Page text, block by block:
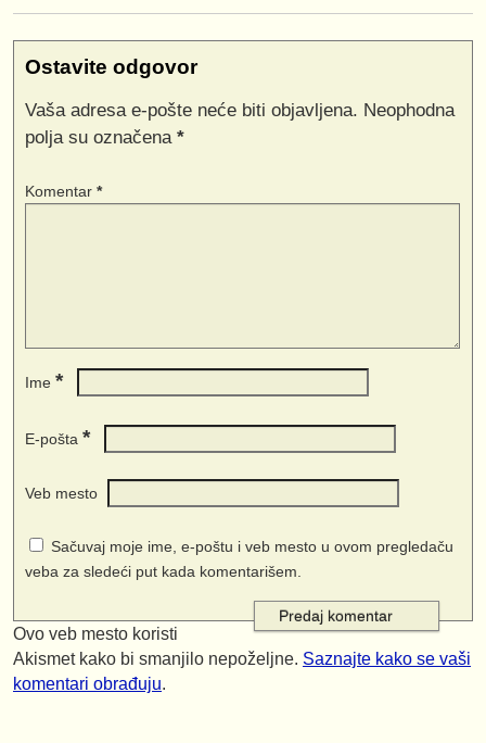
Ostavite odgovor
Vaša adresa e-pošte neće biti objavljena. Neophodna
polja su označena *
Komentar *
Ime *
E-pošta *
Veb mesto
Sačuvaj moje ime, e-poštu i veb mesto u ovom pregledaču
veba za sledeći put kada komentarišem.
Ovo veb mesto koristi
Akismet kako bi smanjilo nepoželjne. Saznajte kako se vaši
komentari obrađuju.